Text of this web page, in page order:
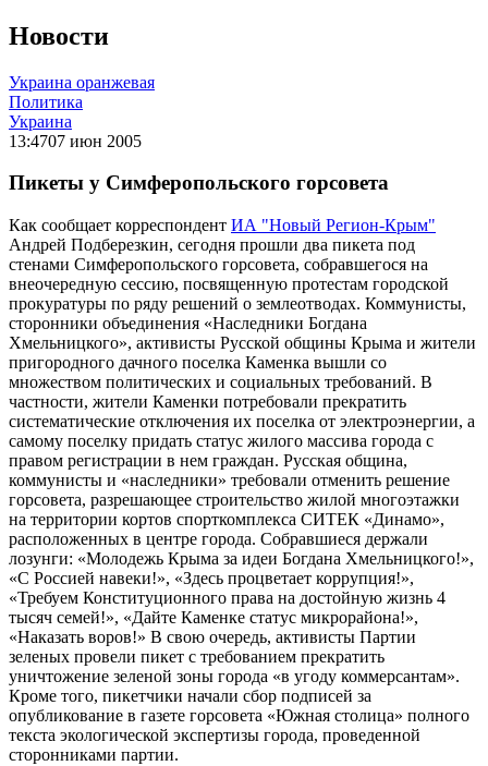
Новости
Украина оранжевая
Политика
Украина
13:4707 июн 2005
Пикеты у Симферопольского горсовета
Как сообщает корреспондент ИА "Новый Регион-Крым"
Андрей Подберезкин, сегодня прошли два пикета под
стенами Симферопольского горсовета, собравшегося на
внеочередную сессию, посвященную протестам городской
прокуратуры по ряду решений о землеотводах. Коммунисты,
сторонники объединения «Наследники Богдана
Хмельницкого», активисты Русской общины Крыма и жители
пригородного дачного поселка Каменка вышли со
множеством политических и социальных требований. В
частности, жители Каменки потребовали прекратить
систематические отключения их поселка от электроэнергии, а
самому поселку придать статус жилого массива города с
правом регистрации в нем граждан. Русская община,
коммунисты и «наследники» требовали отменить решение
горсовета, разрешающее строительство жилой многоэтажки
на территории кортов спорткомплекса СИТЕК «Динамо»,
расположенных в центре города. Собравшиеся держали
лозунги: «Молодежь Крыма за идеи Богдана Хмельницкого!»,
«С Россией навеки!», «Здесь процветает коррупция!»,
«Требуем Конституционного права на достойную жизнь 4
тысяч семей!», «Дайте Каменке статус микрорайона!»,
«Наказать воров!» В свою очередь, активисты Партии
зеленых провели пикет с требованием прекратить
уничтожение зеленой зоны города «в угоду коммерсантам».
Кроме того, пикетчики начали сбор подписей за
опубликование в газете горсовета «Южная столица» полного
текста экологической экспертизы города, проведенной
сторонниками партии.